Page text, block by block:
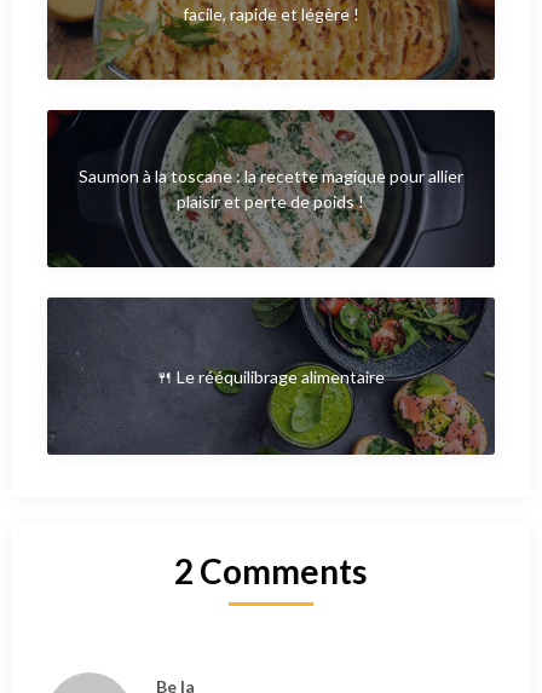
facile, rapide et légère !
Saumon à la toscane : la recette magique pour allier
plaisir et perte de poids !
🍴 Le rééquilibrage alimentaire
2 Comments
Be la